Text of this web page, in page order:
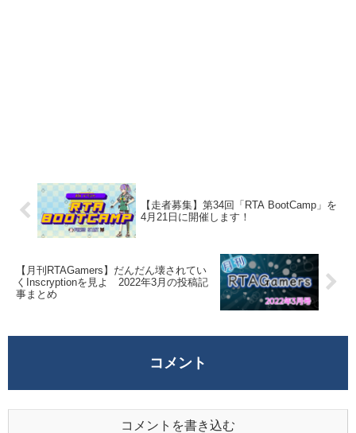
【走者募集】第34回「RTA BootCamp」を
4月21日に開催します！
【月刊RTAGamers】だんだん壊されてい
くInscryptionを見よ 2022年3月の投稿記
事まとめ
コメント
コメントを書き込む